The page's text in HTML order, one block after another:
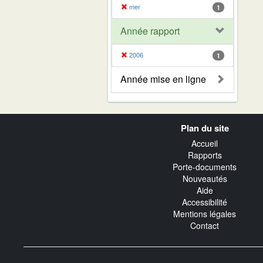
mer 1
Année rapport
2006 1
Année mise en ligne
Plan du site
Accueil
Rapports
Porte-documents
Nouveautés
Aide
Accessibilité
Mentions légales
Contact